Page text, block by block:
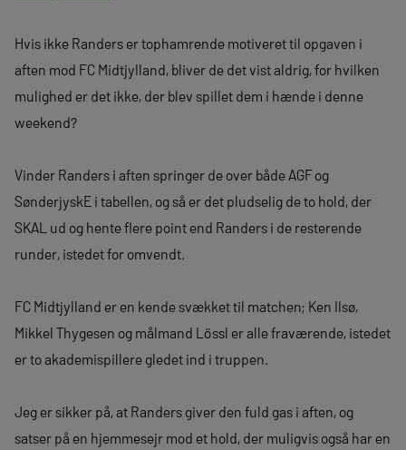
Hvis ikke Randers er tophamrende motiveret til opgaven i
aften mod FC Midtjylland, bliver de det vist aldrig, for hvilken
mulighed er det ikke, der blev spillet dem i hænde i denne
weekend?
Vinder Randers i aften springer de over både AGF og
SønderjyskE i tabellen, og så er det pludselig de to hold, der
SKAL ud og hente flere point end Randers i de resterende
runder, istedet for omvendt.
FC Midtjylland er en kende svækket til matchen; Ken Ilsø,
Mikkel Thygesen og målmand Lössl er alle fraværende, istedet
er to akademispillere gledet ind i truppen.
Jeg er sikker på, at Randers giver den fuld gas i aften, og
satser på en hjemmesejr mod et hold, der muligvis også har en